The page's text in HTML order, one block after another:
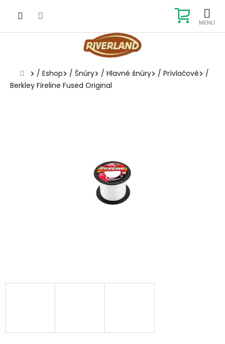
KOŠÍK
Domov
/ Eshop / Šnúry / Hlavné šnúry / Prívlačové
/
Berkley Fireline Fused Original